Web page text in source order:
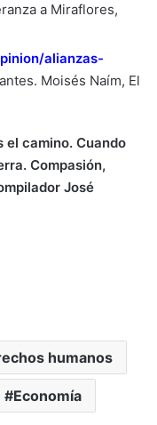
a Miraflores,
alianzas-
Moisés Naím, El
el camino. Cuando
Compasión,
José
humanos
Economía